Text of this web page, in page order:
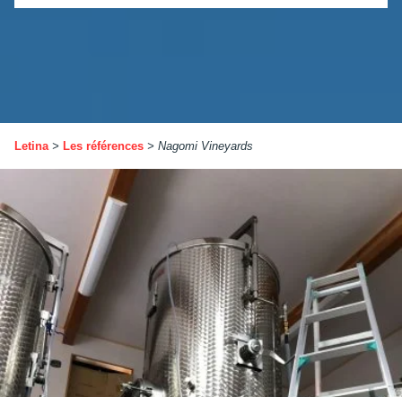
Letina> Les références > Nagomi Vineyards